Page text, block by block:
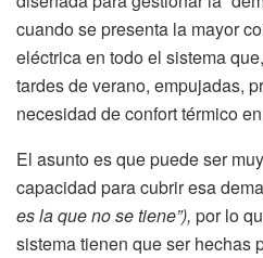
cuando se presenta la mayor
eléctrica en todo el sistema
tardes de verano, empujadas,
necesidad de confort térmico
El asunto es que puede ser
capacidad para cubrir esa
es la que no se tiene”), por lo
sistema tienen que ser hechas